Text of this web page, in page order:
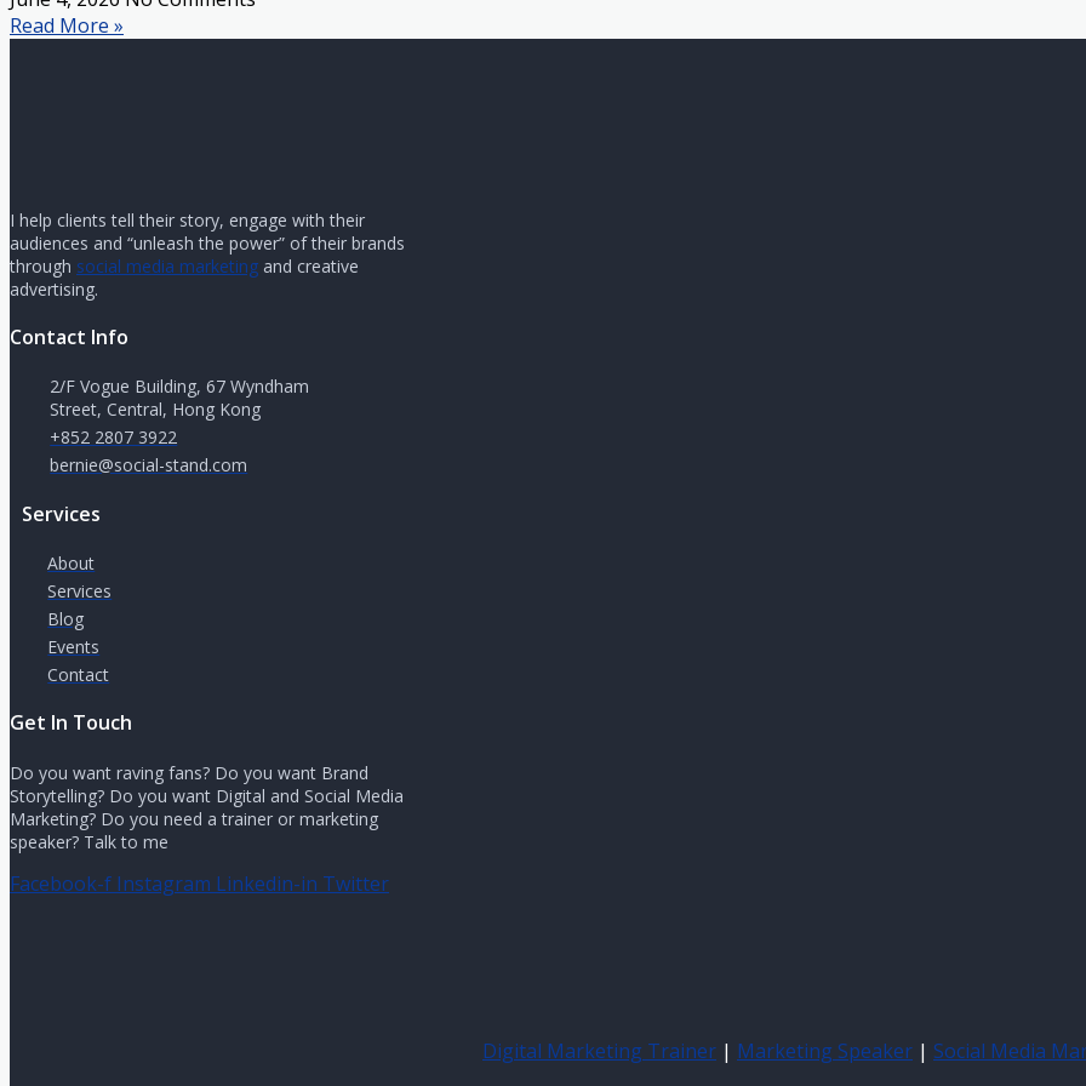
Read More »
I help clients tell their story, engage with their
audiences and “unleash the power” of their brands
through social media marketing and creative
advertising.
Contact Info
2/F Vogue Building, 67 Wyndham
Street, Central, Hong Kong
+852 2807 3922
bernie@social-stand.com
Services
About
Services
Blog
Events
Contact
Get In Touch
Do you want raving fans? Do you want Brand
Storytelling? Do you want Digital and Social Media
Marketing? Do you need a trainer or marketing
speaker? Talk to me
Facebook-f Instagram Linkedin-in Twitter
Digital Marketing Trainer | Marketing Speaker | Social Media